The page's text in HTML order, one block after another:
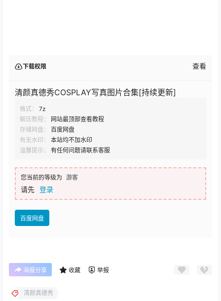
下载权限 查看
清颜真德秀COSPLAY写真图片合集[持续更新]
格式：
7z
解压教程：
网站最顶部查看教程
存储网盘：
百度网盘
有无水印：
本站均不加水印
温馨提示：
有任何问题请联系客服
您当前的等级为 游客
请先 登录
百度网盘
海报分享 收藏 举报
清颜真德秀